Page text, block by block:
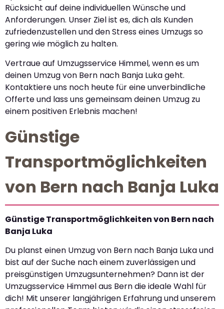
Rücksicht auf deine individuellen Wünsche und
Anforderungen. Unser Ziel ist es, dich als Kunden
zufriedenzustellen und den Stress eines Umzugs so
gering wie möglich zu halten.
Vertraue auf Umzugsservice Himmel, wenn es um
deinen Umzug von Bern nach Banja Luka geht.
Kontaktiere uns noch heute für eine unverbindliche
Offerte und lass uns gemeinsam deinen Umzug zu
einem positiven Erlebnis machen!
Günstige
Transportmöglichkeiten
von Bern nach Banja Luka
Günstige Transportmöglichkeiten von Bern nach
Banja Luka
Du planst einen Umzug von Bern nach Banja Luka und
bist auf der Suche nach einem zuverlässigen und
preisgünstigen Umzugsunternehmen? Dann ist der
Umzugsservice Himmel aus Bern die ideale Wahl für
dich! Mit unserer langjährigen Erfahrung und unserem